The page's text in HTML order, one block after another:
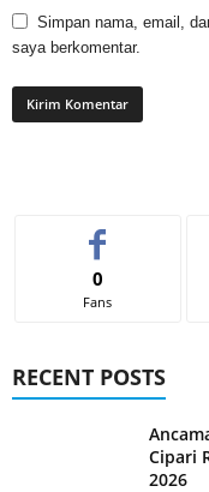
Simpan nama, email,
saya berkomentar.
0
Fans
RECENT POSTS
Cipari
2026